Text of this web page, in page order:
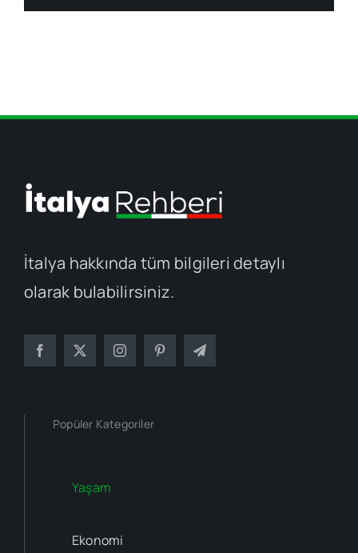
İtalya hakkında tüm bilgileri detaylı
olarak bulabilirsiniz.
Popüler Kategoriler
Yaşam
Ekonomi